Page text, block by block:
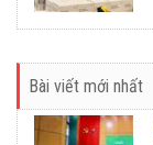
Bài viết mới nhất